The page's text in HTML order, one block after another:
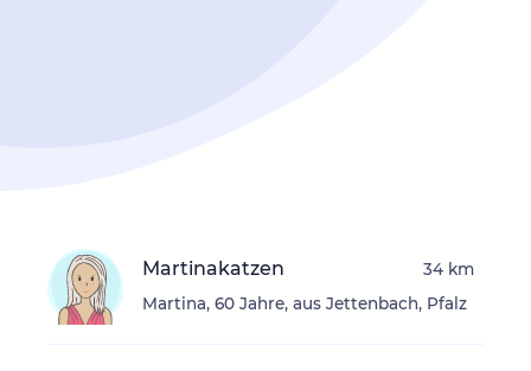
Martinakatzen
Martina, 60 Jahre, aus Jettenbach, Pfalz
34 km